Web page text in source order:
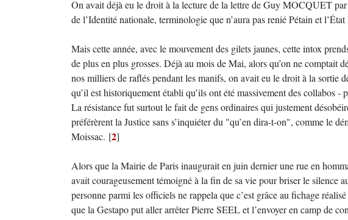
On avait déjà eu le droit à la lecture de la lettre de Guy MOCQUET
de l’Identité nationale, terminologie que n’aura pas renié Pétain et
Mais cette année, avec le mouvement des gilets jaunes, cette intox
de plus en plus grosses. Déjà au mois de Mai, alors qu’on ne comptait
nos milliers de raflés pendant les manifs, on avait eu le droit à la sortie
qu’il est historiquement établi qu’ils ont été massivement des collabos -
La résistance fut surtout le fait de gens ordinaires qui justement
préférèrent la Justice sans s’inquiéter du "qu’en dira-t-on", comme le
Moissac. [2]
Alors que la Mairie de Paris inaugurait en juin dernier une rue en
avait courageusement témoigné à la fin de sa vie pour briser le silence
personne parmi les officiels ne rappela que c’est grâce au fichage
que la Gestapo put aller arrêter Pierre SEEL et l’envoyer en camp de